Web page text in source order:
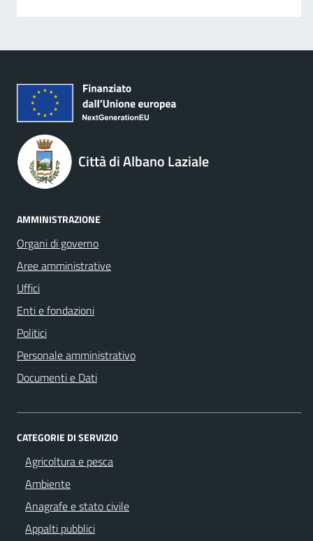
Città di Albano Laziale
AMMINISTRAZIONE
Organi di governo
Aree amministrative
Uffici
Enti e fondazioni
Politici
Personale amministrativo
Documenti e Dati
CATEGORIE DI SERVIZIO
Agricoltura e pesca
Ambiente
Anagrafe e stato civile
Appalti pubblici